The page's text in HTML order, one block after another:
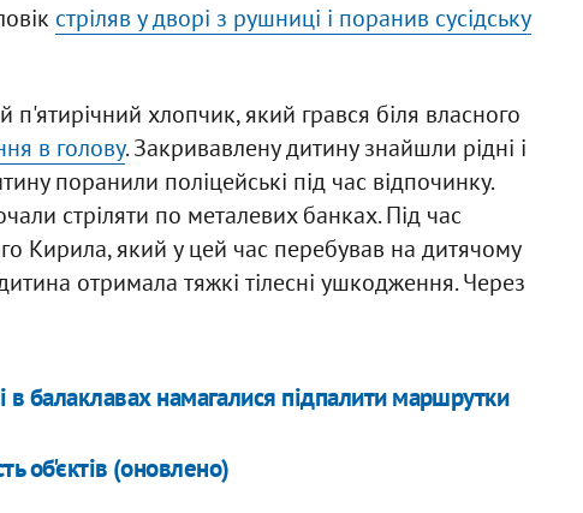
стріляв у дворі з рушниці і поранив сусідську
хлопчик, який грався біля власного
в голову. Закривавлену дитину знайшли рідні і
поранили поліцейські під час відпочинку.
стріляти по металевих банках. Під час
Кирила, який у цей час перебував на дитячому
отримала тяжкі тілесні ушкодження. Через
в балаклавах намагалися підпалити маршрутки
об'єктів (оновлено)